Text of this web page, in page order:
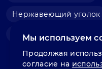
Нержавеющий уголок
Фольга нержавеющая
Мы используем
Продолжая
согласие на